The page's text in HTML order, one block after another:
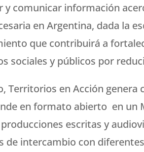
y comunicar información
en Argentina, dada la
que contribuirá a
sociales y públicos por
Territorios en Acción
en formato abierto en un
escritas y
de intercambio con